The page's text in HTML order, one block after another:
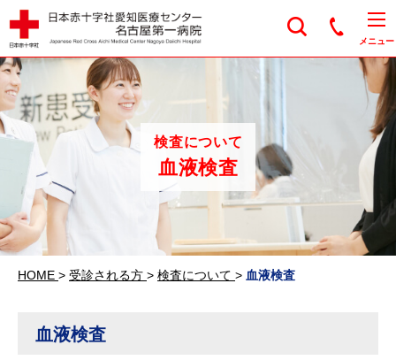
メニュー
検査について
血液検査
HOME > 受診される方 > 検査について > 血液検査
血液検査